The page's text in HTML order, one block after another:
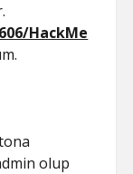
HackMe
olup